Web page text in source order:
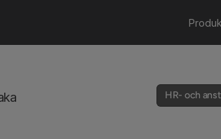
HR- och